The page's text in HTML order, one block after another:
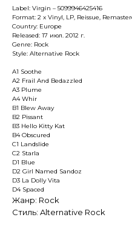
Label: Virgin – 5099946425416
Format: 2 x Vinyl, LP, Reissue,
Country: Europe
Released: 17 июл. 2012 г.
Genre: Rock
Style: Alternative Rock
A1 Soothe
A2 Frail And Bedazzled
A3 Plume
A4 Whir
B1 Blew Away
B2 Pissant
B3 Hello Kitty Kat
B4 Obscured
C1 Landslide
C2 Starla
D1 Blue
D2 Girl Named Sandoz
D3 La Dolly Vita
D4 Spaced
Жанр: Rock
Стиль: Alternative Rock